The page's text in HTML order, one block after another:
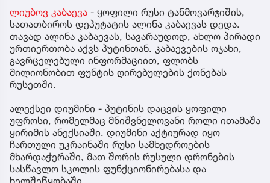
ლიუბოვ კაბაევა - ყოფილი რუსი ტანმოვარჯიშის,
სათათბიროს დეპუტატის ალინა კაბაევას დედა.
თავად ალინა კაბაევას, სავარაუდოდ, ახლო პირადი
ურთიერთობა აქვს პუტინთან. კაბაევების ოჯახი,
გავრცელებული ინფორმაციით, ფლობს
მილიონობით ფუნტის ღირებულების ქონებას
რუსეთში.
ალექსეი დიუმინი - პუტინის დაცვის ყოფილი
უფროსი, რომელმაც მნიშვნელოვანი როლი ითამაშა
ყირიმის ანექსიაში. დიუმინი აქტიურად იყო
ჩართული უკრაინაში რუსი სამხედროების
მხარდაჭერაში, მათ შორის რუსული დრონების
სასწავლო სკოლის ფუნქციონირებასა და